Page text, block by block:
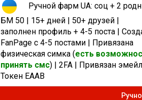
Ручной фарм UA: соц + 2
БМ 50 | 15+ дней | 50+ друзей |
заполнен профиль + 4-5 поста |
FanPage c 4-5 постами | Привязана
физическая симка (есть
принять смс) | 2FA | Привязан
Токен EAAB